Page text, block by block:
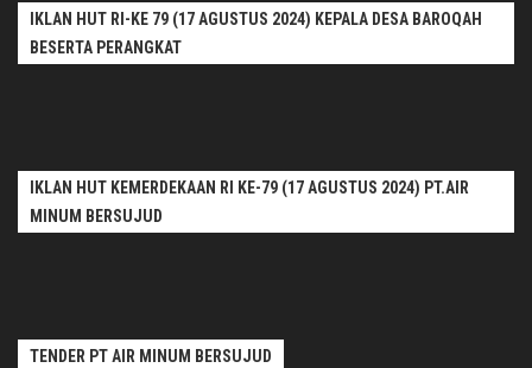
IKLAN HUT RI-KE 79 (17 AGUSTUS 2024) KEPALA DESA BAROQAH
BESERTA PERANGKAT
IKLAN HUT KEMERDEKAAN RI KE-79 (17 AGUSTUS 2024) PT.AIR
MINUM BERSUJUD
TENDER PT AIR MINUM BERSUJUD